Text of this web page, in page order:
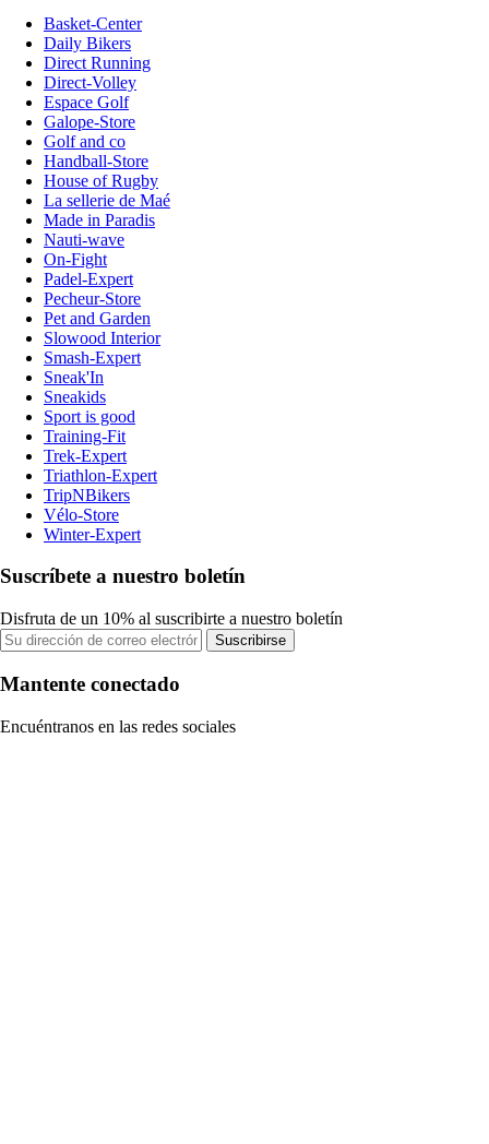
Basket-Center
Daily Bikers
Direct Running
Direct-Volley
Espace Golf
Galope-Store
Golf and co
Handball-Store
House of Rugby
La sellerie de Maé
Made in Paradis
Nauti-wave
On-Fight
Padel-Expert
Pecheur-Store
Pet and Garden
Slowood Interior
Smash-Expert
Sneak'In
Sneakids
Sport is good
Training-Fit
Trek-Expert
Triathlon-Expert
TripNBikers
Vélo-Store
Winter-Expert
Suscríbete a nuestro boletín
Disfruta de un 10% al suscribirte a nuestro boletín
Suscribirse
Mantente conectado
Encuéntranos en las redes sociales